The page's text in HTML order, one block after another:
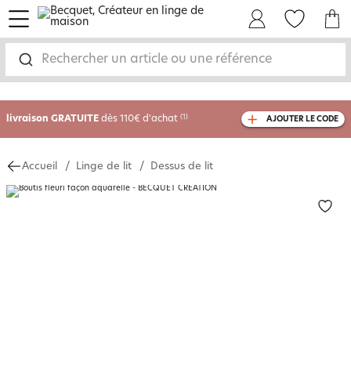
Rechercher un article ou une référence
menu
-35% sur votre commande dès 2 articles
AJOUTER LE CODE
Accueil Linge de lit Dessus de lit